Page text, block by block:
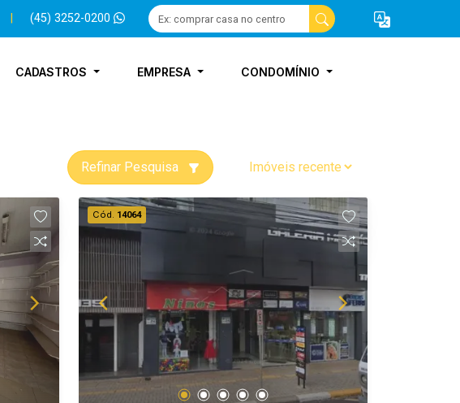
(45) 3252-0200
CADASTROS EMPRESA CONDOMÍNIO
Refinar Pesquisa
Cód. 14064